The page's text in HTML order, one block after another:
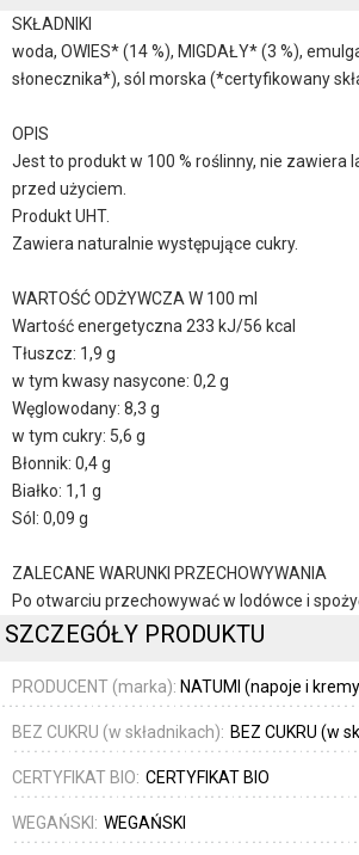
SKŁADNIKI
woda, OWIES* (14 %), MIGDAŁY* (3 %),
słonecznika*), sól morska (*certyfikowany
OPIS
Jest to produkt w 100 % roślinny, nie zawiera
przed użyciem.
Produkt UHT.
Zawiera naturalnie występujące cukry.
WARTOŚĆ ODŻYWCZA W 100 ml
Wartość energetyczna 233 kJ/56 kcal
Tłuszcz: 1,9 g
w tym kwasy nasycone: 0,2 g
Węglowodany: 8,3 g
w tym cukry: 5,6 g
Błonnik: 0,4 g
Białko: 1,1 g
Sól: 0,09 g
ZALECANE WARUNKI PRZECHOWYWANIA
Po otwarciu przechowywać w lodówce i
SZCZEGÓŁY PRODUKTU
PRODUCENT (marka): NATUMI (napoje i
BEZ CUKRU (w składnikach): BEZ CUKRU (w
CERTYFIKAT BIO: CERTYFIKAT BIO
WEGAŃSKI: WEGAŃSKI